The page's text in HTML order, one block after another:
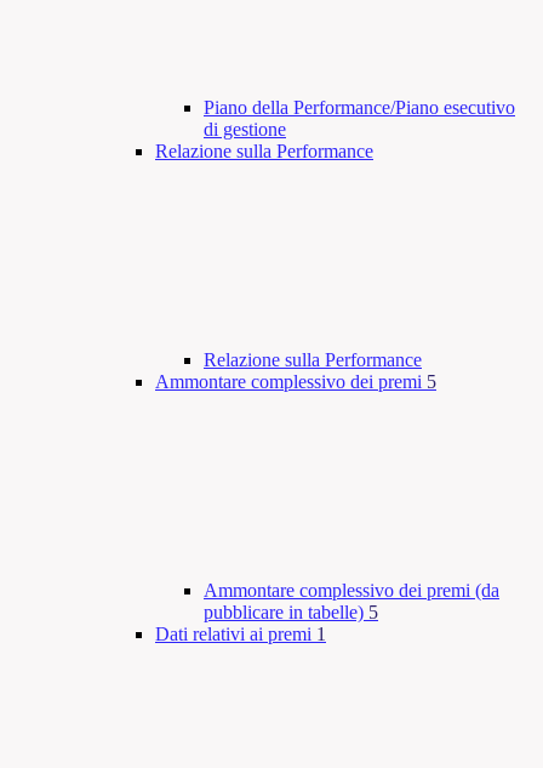
Piano della Performance/Piano esecutivo
di gestione
Relazione sulla Performance
Relazione sulla Performance
Ammontare complessivo dei premi 5
Ammontare complessivo dei premi (da
pubblicare in tabelle) 5
Dati relativi ai premi 1